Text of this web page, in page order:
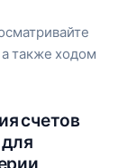
также ходом
счетов